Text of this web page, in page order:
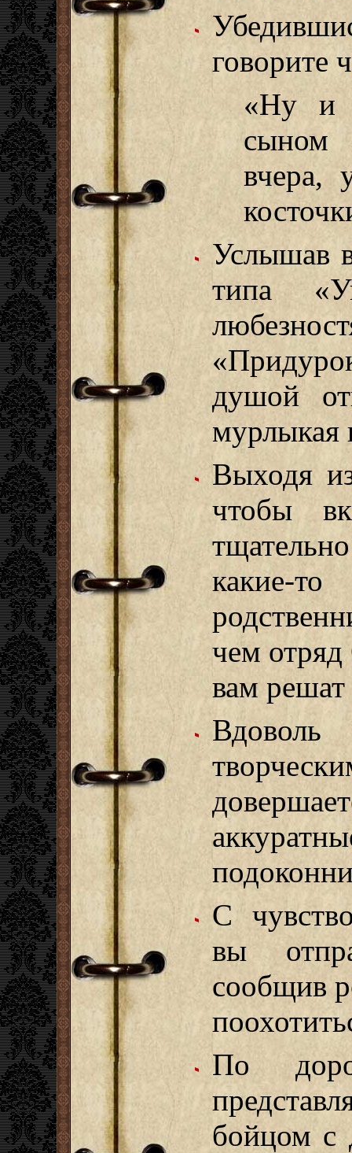
говорите
«Ну и
сыном
вчера,
Услышав
типа
душой
мурлыкая
Выходя
чтобы
какие-
чем
вам
С
вы
сообщив
По
бойцом с